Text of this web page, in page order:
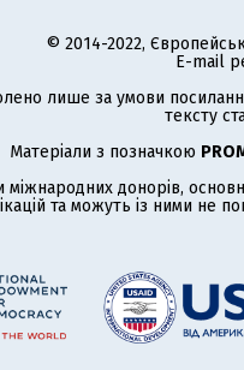
© 2014-2022,
E-mail
лише за умови
тексту
Матеріали з позначкою
міжнародних донорів,
та можуть із ними не